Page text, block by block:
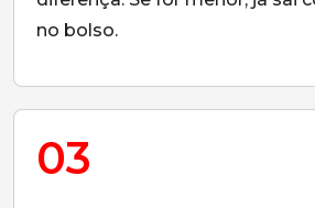
no bolso.
03